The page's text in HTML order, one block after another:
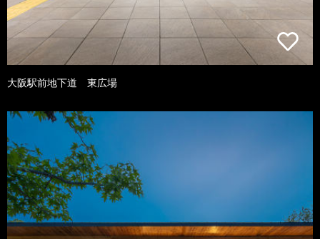
大阪駅前地下道 東広場